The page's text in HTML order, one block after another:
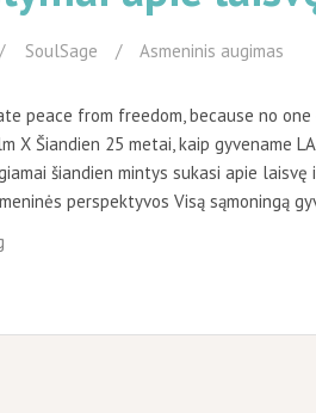
SoulSage Asmeninis augimas
peace from freedom, because no
X Šiandien 25 metai, kaip gyvename
šiandien mintys sukasi apie
perspektyvos Visą sąmoningą